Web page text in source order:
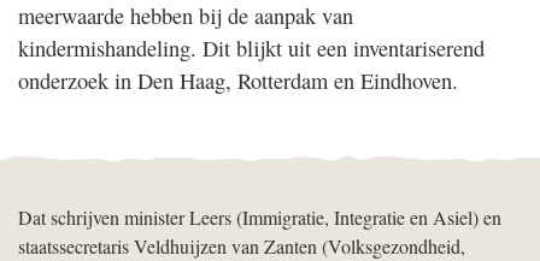
meerwaarde hebben bij de aanpak van
kindermishandeling. Dit blijkt uit een inventariserend
onderzoek in Den Haag, Rotterdam en Eindhoven.
Dat schrijven minister Leers (Immigratie, Integratie en Asiel) en
staatssecretaris Veldhuijzen van Zanten (Volksgezondheid,